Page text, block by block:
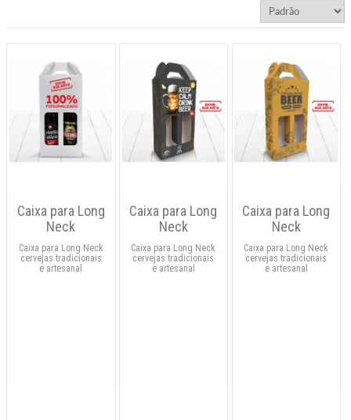
Caixa para Long
Neck
Caixa para Long Neck
cervejas tradicionais
e artesanal
Caixa para Long
Neck
Caixa para Long Neck
cervejas tradicionais
e artesanal
Caixa para Long
Neck
Caixa para Long Neck
cervejas tradicionais
e artesanal